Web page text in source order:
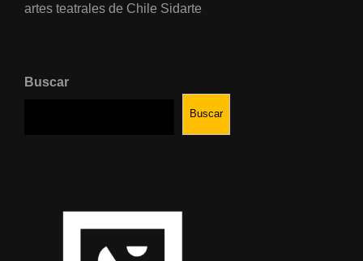
artes teatrales de Chile Sidarte
Buscar
Buscar